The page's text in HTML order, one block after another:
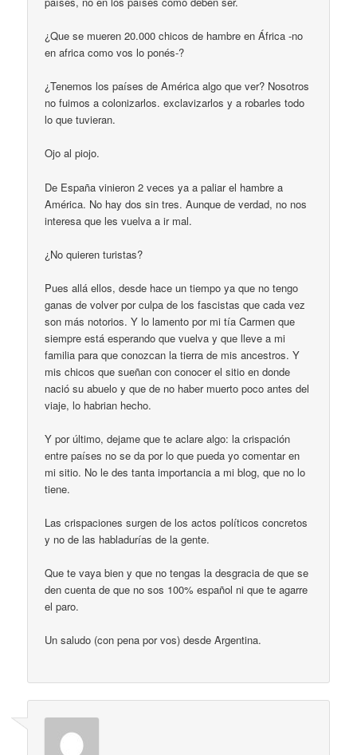
¿Que se mueren 20.000 chicos de hambre en África -no
en africa como vos lo ponés-?
¿Tenemos los países de América algo que ver? Nosotros
no fuimos a colonizarlos. exclavizarlos y a robarles todo
lo que tuvieran.
Ojo al piojo.
De España vinieron 2 veces ya a paliar el hambre a
América. No hay dos sin tres. Aunque de verdad, no nos
interesa que les vuelva a ir mal.
¿No quieren turistas?
Pues allá ellos, desde hace un tiempo ya que no tengo
ganas de volver por culpa de los fascistas que cada vez
son más notorios. Y lo lamento por mi tía Carmen que
siempre está esperando que vuelva y que lleve a mi
familia para que conozcan la tierra de mis ancestros. Y
mis chicos que sueñan con conocer el sitio en donde
nació su abuelo y que de no haber muerto poco antes del
viaje, lo habrian hecho.
Y por último, dejame que te aclare algo: la crispación
entre países no se da por lo que pueda yo comentar en
mi sitio. No le des tanta importancia a mi blog, que no lo
tiene.
Las crispaciones surgen de los actos políticos concretos
y no de las habladurías de la gente.
Que te vaya bien y que no tengas la desgracia de que se
den cuenta de que no sos 100% español ni que te agarre
el paro.
Un saludo (con pena por vos) desde Argentina.